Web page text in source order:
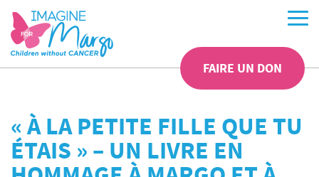
FAIRE UN DON
« À LA PETITE FILLE QUE TU
ÉTAIS » – UN LIVRE EN